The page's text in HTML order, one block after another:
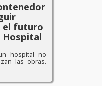
el futuro
Hospital
hospital no
las obras.